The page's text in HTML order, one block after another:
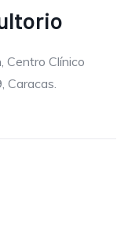
Centro Clínico
Caracas.